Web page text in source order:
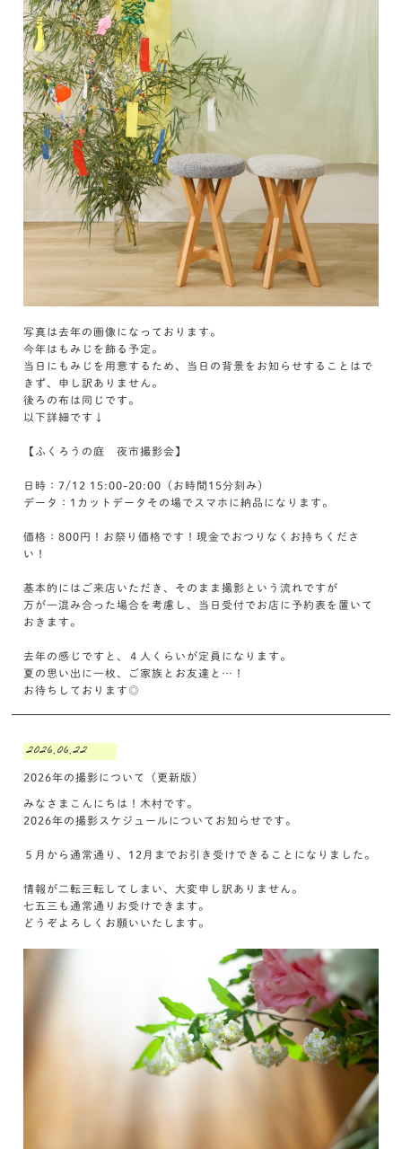
写真は去年の画像になっております。
今年はもみじを飾る予定。
当日にもみじを用意するため、当日の背景をお知らせすることはで
きず、申し訳ありません。
後ろの布は同じです。
以下詳細です↓
【ふくろうの庭 夜市撮影会】
日時：7/12 15:00-20:00（お時間15分刻み）
データ：1カットデータその場でスマホに納品になります。
価格：800円！お祭り価格です！現金でおつりなくお持ちくださ
い！
基本的にはご来店いただき、そのまま撮影という流れですが
万が一混み合った場合を考慮し、当日受付でお店に予約表を置いて
おきます。
去年の感じですと、４人くらいが定員になります。
夏の思い出に一枚、ご家族とお友達と…！
お待ちしております◎
2026.06.22
2026年の撮影について（更新版）
みなさまこんにちは！木村です。
2026年の撮影スケジュールについてお知らせです。
５月から通常通り、12月までお引き受けできることになりました。
情報が二転三転してしまい、大変申し訳ありません。
七五三も通常通りお受けできます。
どうぞよろしくお願いいたします。